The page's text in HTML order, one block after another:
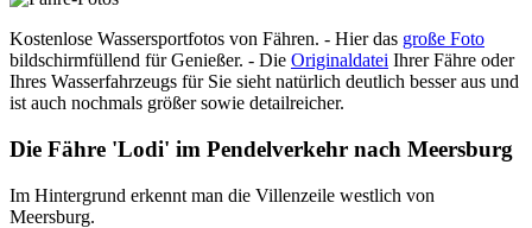
Kostenlose Wassersportfotos von Fähren. - Hier das große Foto
bildschirmfüllend für Genießer. - Die Originaldatei Ihrer Fähre oder
Ihres Wasserfahrzeugs für Sie sieht natürlich deutlich besser aus und
ist auch nochmals größer sowie detailreicher.
Die Fähre 'Lodi' im Pendelverkehr nach Meersburg
Im Hintergrund erkennt man die Villenzeile westlich von
Meersburg.